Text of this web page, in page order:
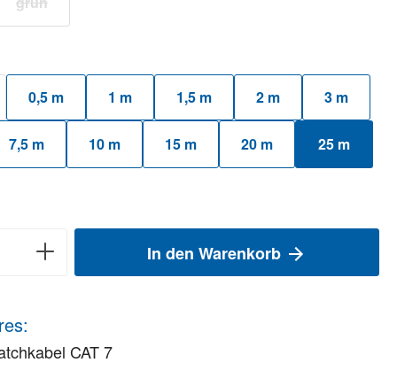
(Diese Option ist zurzeit nicht verfügbar.)
Option ist zurzeit nicht verfügbar.)
0,5 m 1 m 1,5 m 2 m 3 m
7,5 m 10 m 15 m 20 m 25 m
ist zurzeit nicht verfügbar.)
In den Warenkorb
CAT 7